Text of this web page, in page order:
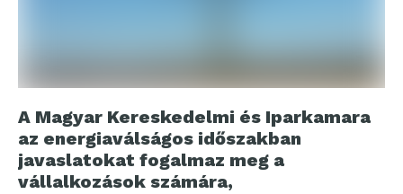
A Magyar Kereskedelmi és Iparkamara
az energiaválságos időszakban
javaslatokat fogalmaz meg a
vállalkozások számára,